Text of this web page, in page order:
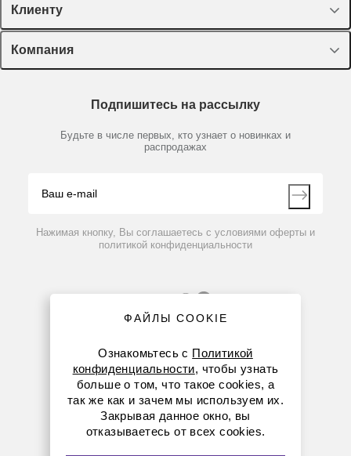
Спецпредложения
Оборудование, приборы
Пластик, стекло, принадлежности
Химические реактивы, препараты, наборы
Производители
Клиенту
Лекторий Диаэм
Доставка и оплата
Мобильное приложение
Компания
Партнеры
Контакты
Подпишитесь на рассылку
Будьте в числе первых, кто узнает о новинках и
распродажах
Нажимая кнопку, Вы соглашаетесь с условиями оферты и
политикой конфиденциальности
8 (800) 234-05-08
+7 (923) 303-01-52
ФАЙЛЫ COOKIE
Ознакомьтесь с Политикой
конфиденциальности, чтобы узнать
больше о том, что такое cookies, а
так же как и зачем мы используем их.
Закрывая данное окно, вы
отказываетесь от всех cookies.